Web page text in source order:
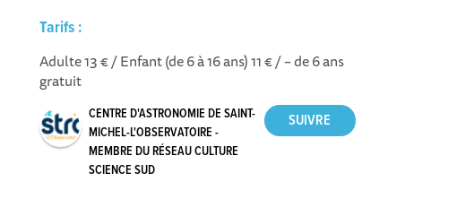
Tarifs :
Adulte 13 € / Enfant (de 6 à 16 ans) 11 € / – de 6 ans
gratuit
CENTRE D'ASTRONOMIE DE SAINT-
MICHEL-L'OBSERVATOIRE -
MEMBRE DU RÉSEAU CULTURE
SCIENCE SUD